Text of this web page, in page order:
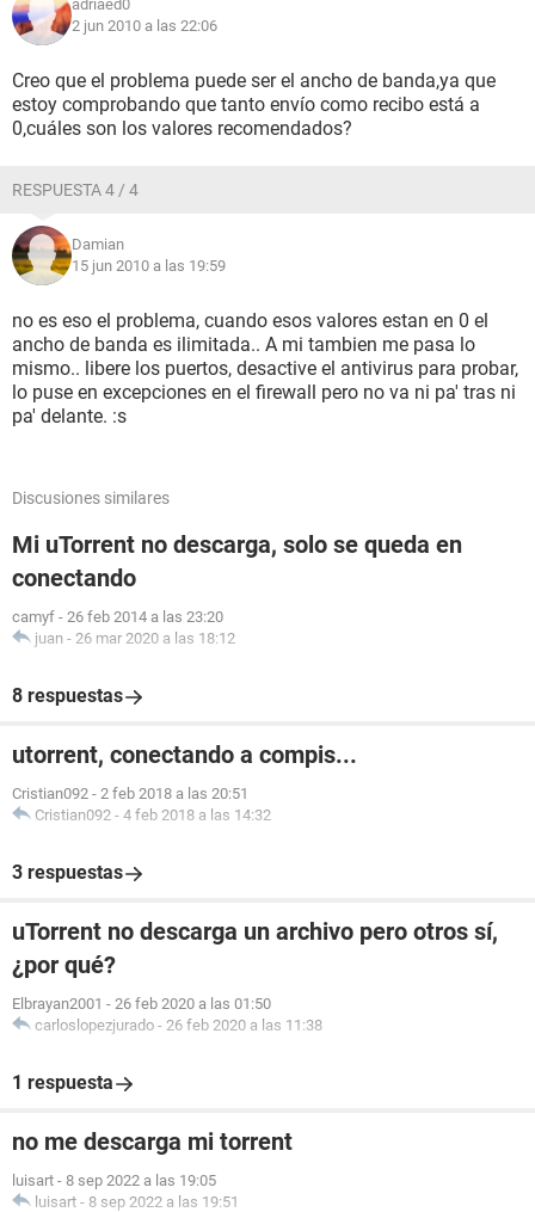
adriaed0
2 jun 2010 a las 22:06
Creo que el problema puede ser el ancho de banda,ya que
estoy comprobando que tanto envío como recibo está a
0,cuáles son los valores recomendados?
RESPUESTA 4 / 4
Damian
15 jun 2010 a las 19:59
no es eso el problema, cuando esos valores estan en 0 el
ancho de banda es ilimitada.. A mi tambien me pasa lo
mismo.. libere los puertos, desactive el antivirus para probar,
lo puse en excepciones en el firewall pero no va ni pa' tras ni
pa' delante. :s
Discusiones similares
Mi uTorrent no descarga, solo se queda en
conectando
camyf - 26 feb 2014 a las 23:20
juan - 26 mar 2020 a las 18:12
8 respuestas
utorrent, conectando a compis...
Cristian092 - 2 feb 2018 a las 20:51
Cristian092 - 4 feb 2018 a las 14:32
3 respuestas
uTorrent no descarga un archivo pero otros sí,
¿por qué?
Elbrayan2001 - 26 feb 2020 a las 01:50
carloslopezjurado - 26 feb 2020 a las 11:38
1 respuesta
no me descarga mi torrent
luisart - 8 sep 2022 a las 19:05
luisart - 8 sep 2022 a las 19:51